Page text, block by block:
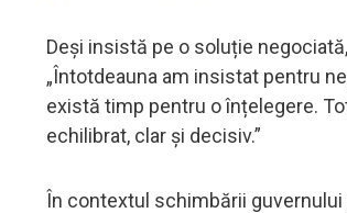
Deși insistă pe o soluție
„Întotdeauna am insistat pentru
există timp pentru o înțelegere.
echilibrat, clar și decisiv.”
În contextul schimbării guvernului